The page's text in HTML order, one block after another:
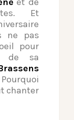
et de
Et
ne pas
pour
sa
chanter